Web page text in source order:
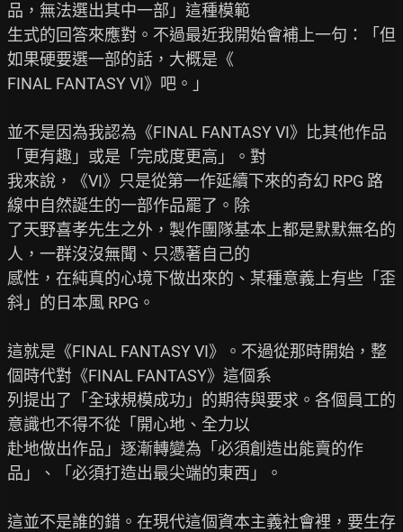
品，無法選出其中一部」這種模範
生式的回答來應對。不過最近我開始會補上一句：「但
如果硬要選一部的話，大概是《
FINAL FANTASY VI》吧。」
並不是因為我認為《FINAL FANTASY VI》比其他作品
「更有趣」或是「完成度更高」。對
我來說，《VI》只是從第一作延續下來的奇幻 RPG 路
線中自然誕生的一部作品罷了。除
了天野喜孝先生之外，製作團隊基本上都是默默無名的
人，一群沒沒無聞、只憑著自己的
感性，在純真的心境下做出來的、某種意義上有些「歪
斜」的日本風 RPG。
這就是《FINAL FANTASY VI》。不過從那時開始，整
個時代對《FINAL FANTASY》這個系
列提出了「全球規模成功」的期待與要求。各個員工的
意識也不得不從「開心地、全力以
赴地做出作品」逐漸轉變為「必須創造出能賣的作
品」、「必須打造出最尖端的東西」。
這並不是誰的錯。在現代這個資本主義社會裡，要生存